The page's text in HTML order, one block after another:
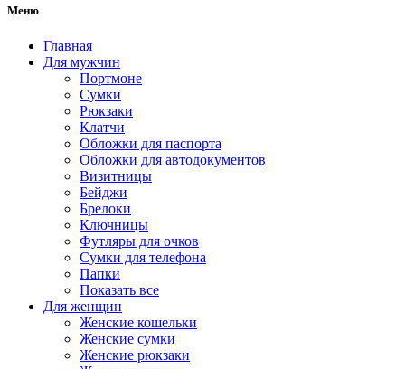
Меню
Главная
Для мужчин
Портмоне
Сумки
Рюкзаки
Клатчи
Обложки для паспорта
Обложки для автодокументов
Визитницы
Бейджи
Брелоки
Ключницы
Футляры для очков
Сумки для телефона
Папки
Показать все
Для женщин
Женские кошельки
Женские сумки
Женские рюкзаки